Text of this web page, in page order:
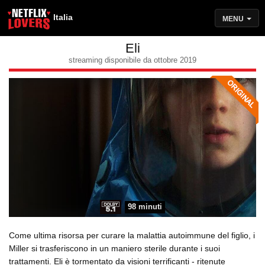
Italia MENU
Eli
streaming disponibile da ottobre 2019
98 minuti
Come ultima risorsa per curare la malattia autoimmune del figlio, i
Miller si trasferiscono in un maniero sterile durante i suoi
trattamenti. Eli è tormentato da visioni terrificanti - ritenute